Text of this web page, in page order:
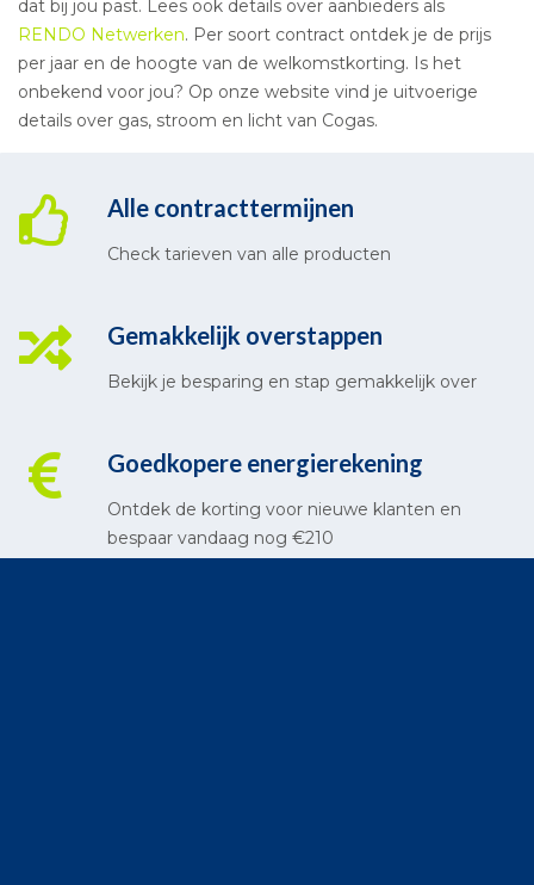
dat bij jou past. Lees ook details over aanbieders als
RENDO Netwerken. Per soort contract ontdek je de prijs
per jaar en de hoogte van de welkomstkorting. Is het
onbekend voor jou? Op onze website vind je uitvoerige
details over gas, stroom en licht van Cogas.
Alle contracttermijnen
Check tarieven van alle producten
Gemakkelijk overstappen
Bekijk je besparing en stap gemakkelijk over
Goedkopere energierekening
Ontdek de korting voor nieuwe klanten en
bespaar vandaag nog €210